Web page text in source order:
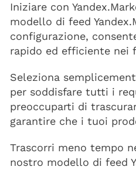
Iniziare con
modello di feed
configurazione,
rapido ed efficiente nei
Seleziona
per soddisfare tutti i
preoccuparti di
garantire che i tuoi
Trascorri meno tempo
nostro modello di feed